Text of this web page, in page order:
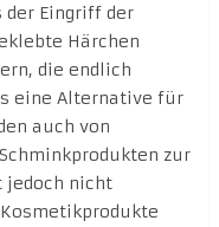
Eingriff der
Härchen
die endlich
eine Alternative für
auch von
zur
jedoch nicht